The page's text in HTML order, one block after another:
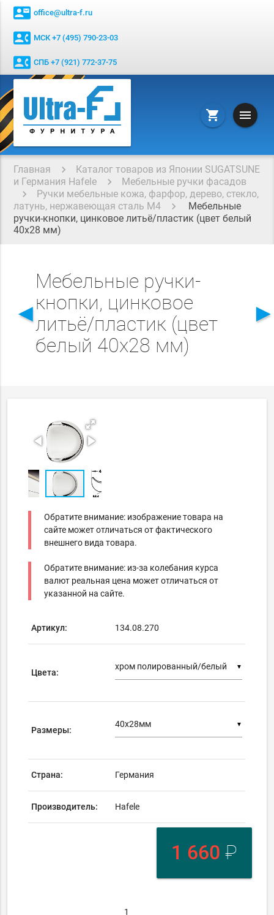
contact_mail office@ultra-f.ru
contact_phone МСК +7 (495) 790-23-03
contact_phone СПБ +7 (921) 772-37-75
shopping_cart menu
Главная
Каталог товаров из Японии SUGATSUNE
и Германия Hafele
Мебельные ручки фасадов
Ручки мебельные кожа, фарфор, дерево, стекло,
латунь, нержавеющая сталь М4
Мебельные
ручки-кнопки, цинковое литьё/пластик (цвет белый
40x28 мм)
◄
Мебельные ручки-
кнопки, цинковое
литьё/пластик (цвет
белый 40x28 мм)
Обратите внимание: изображение товара на
сайте может отличаться от фактического
внешнего вида товара.
Обратите внимание: из-за колебания курса
валют реальная цена может отличаться от
указанной на сайте.
Артикул: 134.08.270
Цвета:
▼
Размеры:
▼
Страна: Германия
Производитель: Hafele
1 660 ₽